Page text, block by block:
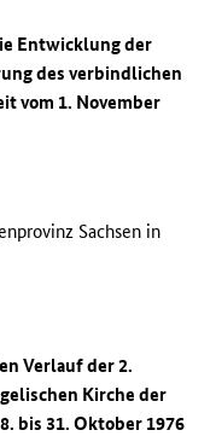
Entwicklung der
des verbindlichen
vom 1. November
Sachsen in
Verlauf der 2.
Kirche der
bis 31. Oktober 1976